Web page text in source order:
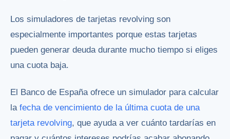
Los simuladores de tarjetas revolving son
especialmente importantes porque estas tarjetas
pueden generar deuda durante mucho tiempo si eliges
una cuota baja.
El Banco de España ofrece un simulador para calcular
la fecha de vencimiento de la última cuota de una
tarjeta revolving, que ayuda a ver cuánto tardarías en